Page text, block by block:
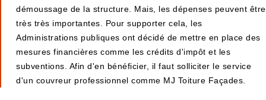
démoussage de la structure. Mais, les dépenses peuvent être
très très importantes. Pour supporter cela, les
Administrations publiques ont décidé de mettre en place des
mesures financières comme les crédits d'impôt et les
subventions. Afin d'en bénéficier, il faut solliciter le service
d'un couvreur professionnel comme MJ Toiture Façades.